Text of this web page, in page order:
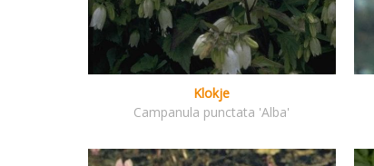
Klokje
Campanula punctata 'Alba'